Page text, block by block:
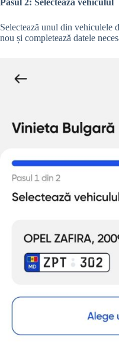
Selectează unul din vehiculele
nou și completează datele